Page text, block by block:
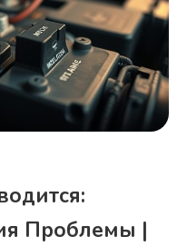
Проблемы |